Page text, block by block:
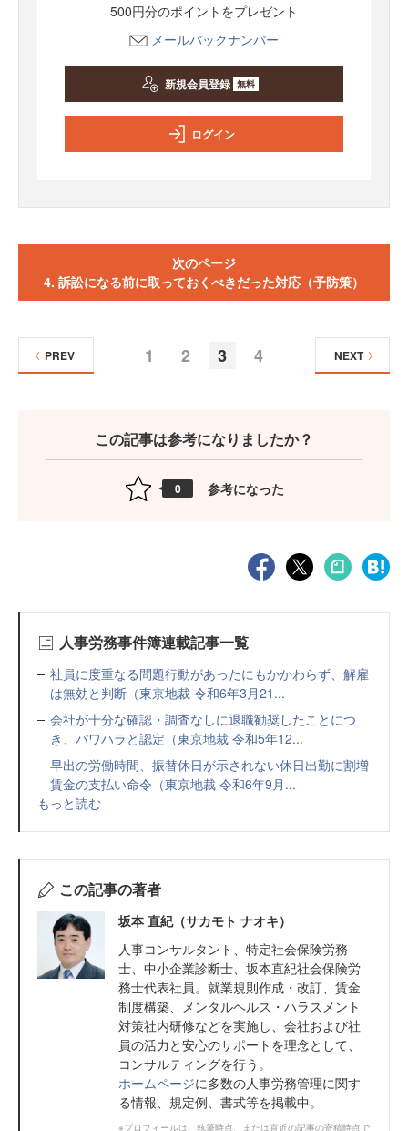
500円分のポイントをプレゼント
メールバックナンバー
新規会員登録 無料
ログイン
次のページ
4. 訴訟になる前に取っておくべきだった対応（予防策）
1 2 3 4
PREV NEXT
この記事は参考になりましたか？
0 参考になった
人事労務事件簿連載記事一覧
社員に度重なる問題行動があったにもかかわらず、解雇
は無効と判断（東京地裁 令和6年3月21...
会社が十分な確認・調査なしに退職勧奨したことにつ
き、パワハラと認定（東京地裁 令和5年12...
早出の労働時間、振替休日が示されない休日出勤に割増
賃金の支払い命令（東京地裁 令和6年9月...
もっと読む
この記事の著者
坂本 直紀（サカモト ナオキ）
人事コンサルタント、特定社会保険労務
士、中小企業診断士、坂本直紀社会保険労
務士代表社員。就業規則作成・改訂、賃金
制度構築、メンタルヘルス・ハラスメント
対策社内研修などを実施し、会社および社
員の活力と安心のサポートを理念として、
コンサルティングを行う。
ホームページに多数の人事労務管理に関す
る情報、規定例、書式等を掲載中。
※プロフィールは、執筆時点、または直近の記事の寄稿時点で